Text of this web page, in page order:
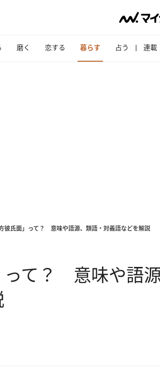
磨く 恋する 暮らす 占う 連載
方彼氏面」って？ 意味や語源、類語・対義語などを解説
って？ 意味や語